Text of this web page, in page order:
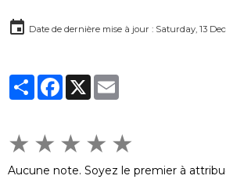
Date de dernière mise à jour : Saturday, 13
PartagerFacebook
X
★ ★ ★ ★ ★
Aucune note. Soyez le premier à